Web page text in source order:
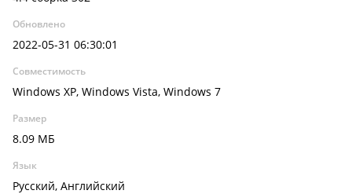
Обновлено
2022-05-31 06:30:01
Совместимость
Windows XP, Windows Vista, Windows 7
Размер
8.09 МБ
Язык
Русский, Английский